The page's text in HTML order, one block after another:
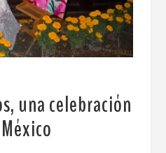
una celebración